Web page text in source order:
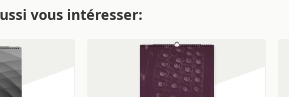
vous intéresser: